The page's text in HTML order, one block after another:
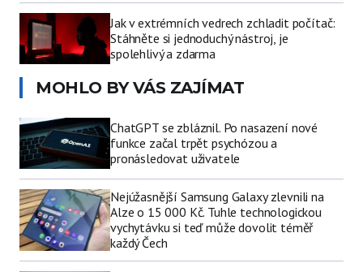
Jak v extrémních vedrech zchladit počítač:
Stáhněte si jednoduchý nástroj, je
spolehlivý a zdarma
MOHLO BY VÁS ZAJÍMAT
ChatGPT se zbláznil. Po nasazení nové
funkce začal trpět psychózou a
pronásledovat uživatele
Nejúžasnější Samsung Galaxy zlevnili na
Alze o 15 000 Kč. Tuhle technologickou
vychytávku si teď může dovolit téměř
každý Čech